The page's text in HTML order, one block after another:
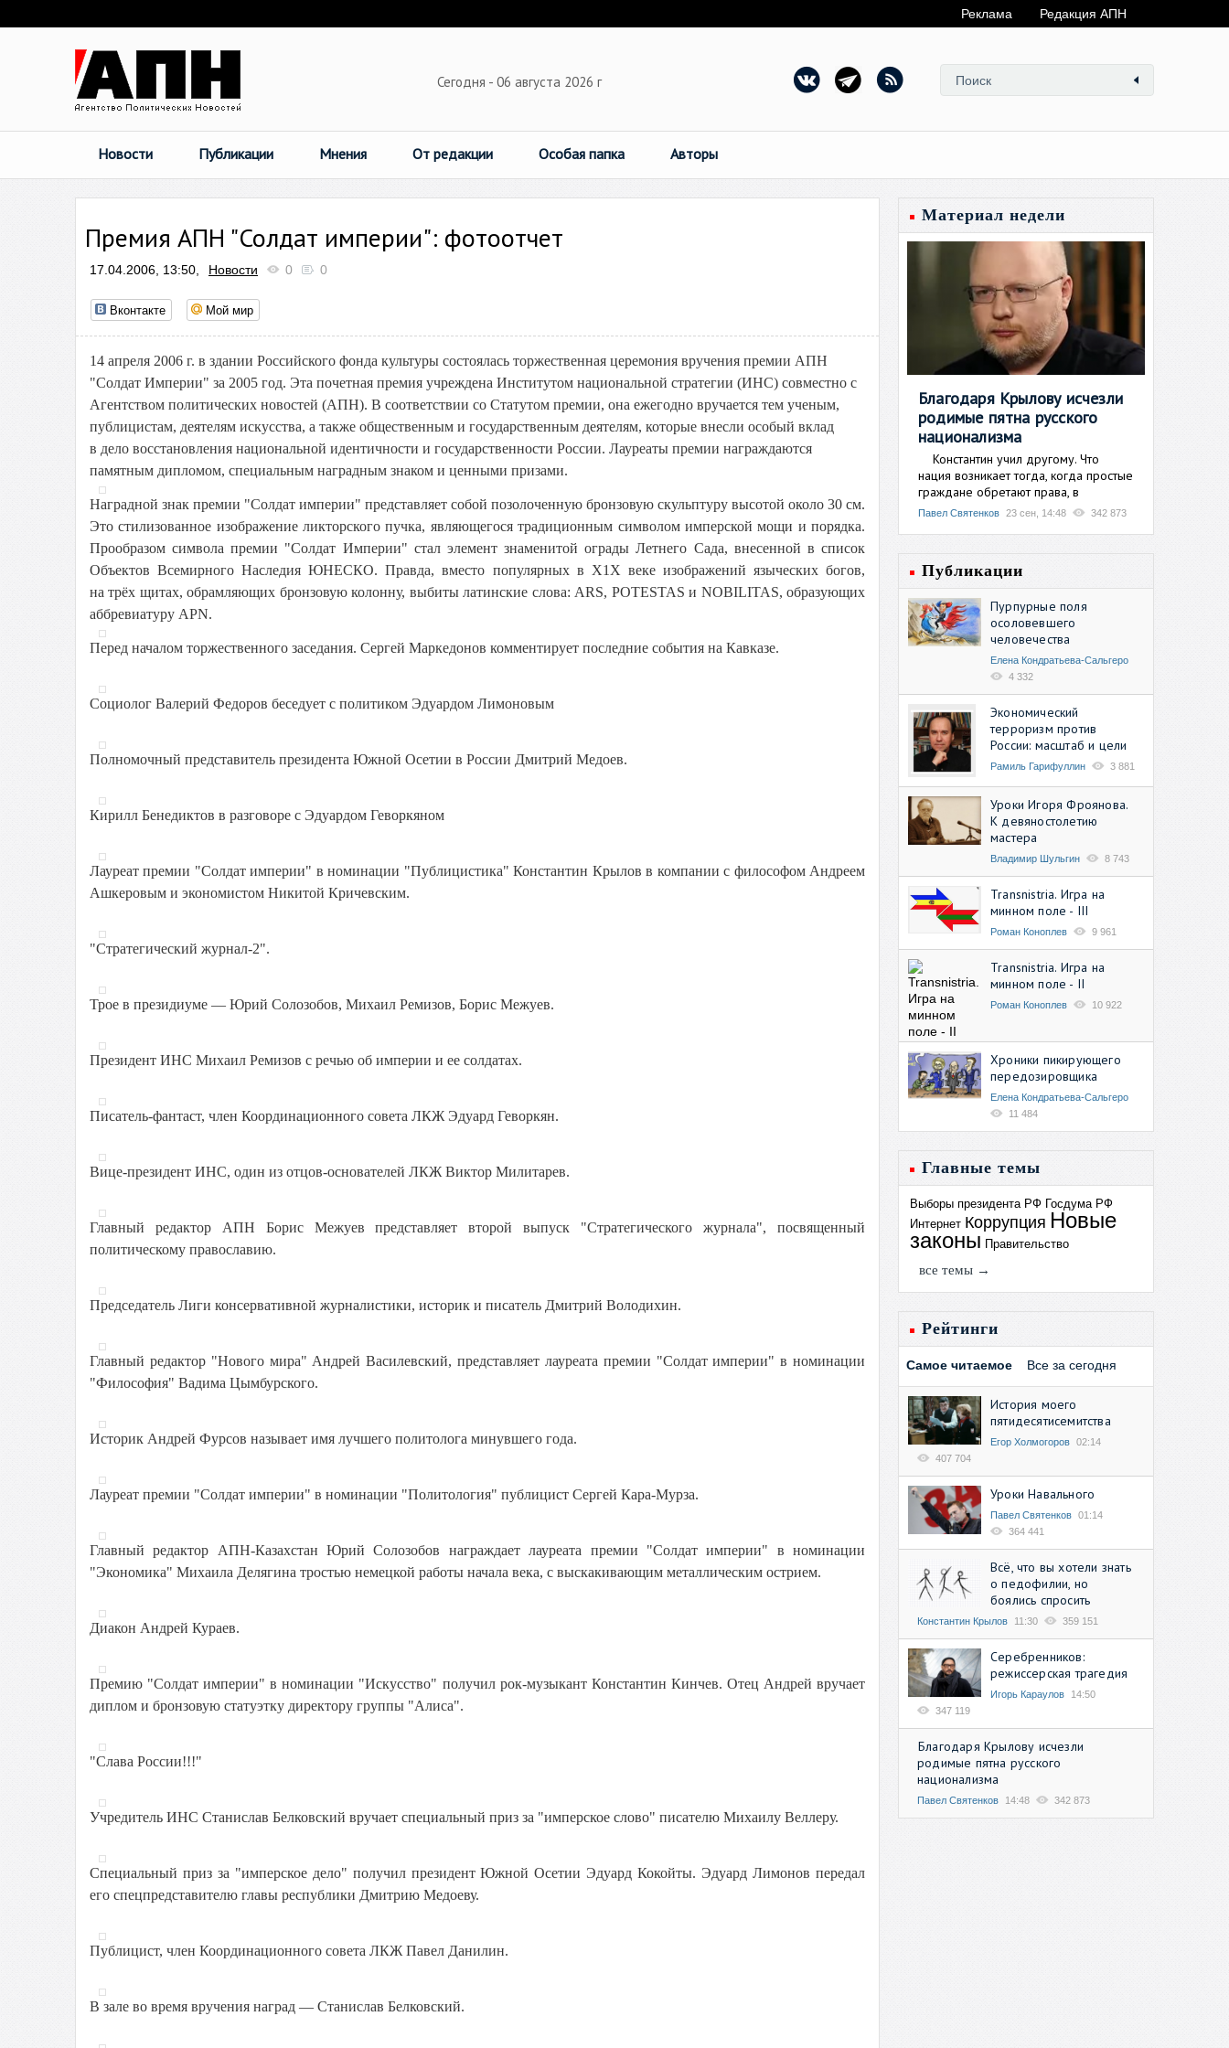
Реклама Редакция АПН
Сегодня - 06 августа 2026 г
Новости Публикации Мнения От редакции Особая папка Авторы
Премия АПН "Солдат империи": фотоотчет
17.04.2006, 13:50, Новости 0 0
Вконтакте Мой мир
14 апреля 2006 г. в здании Российского фонда культуры состоялась торжественная церемония вручения премии АПН
"Солдат Империи" за 2005 год. Эта почетная премия учреждена Институтом национальной стратегии (ИНС) совместно с
Агентством политических новостей (АПН). В соответствии со Статутом премии, она ежегодно вручается тем ученым,
публицистам, деятелям искусства, а также общественным и государственным деятелям, которые внесли особый вклад
в дело восстановления национальной идентичности и государственности России. Лауреаты премии награждаются
памятным дипломом, специальным наградным знаком и ценными призами.
Наградной знак премии "Солдат империи" представляет собой позолоченную бронзовую скульптуру высотой около 30 см.
Это стилизованное изображение ликторского пучка, являющегося традиционным символом имперской мощи и порядка.
Прообразом символа премии "Солдат Империи" стал элемент знаменитой ограды Летнего Сада, внесенной в список
Объектов Всемирного Наследия ЮНЕСКО. Правда, вместо популярных в Х1Х веке изображений языческих богов,
на трёх щитах, обрамляющих бронзовую колонну, выбиты латинские слова: ARS, POTESTAS и NOBILITAS, образующих
аббревиатуру APN.
Перед началом торжественного заседания. Сергей Маркедонов комментирует последние события на Кавказе.
Социолог Валерий Федоров беседует с политиком Эдуардом Лимоновым
Полномочный представитель президента Южной Осетии в России Дмитрий Медоев.
Кирилл Бенедиктов в разговоре с Эдуардом Геворкяном
Лауреат премии "Солдат империи" в номинации "Публицистика" Константин Крылов в компании с философом Андреем
Ашкеровым и экономистом Никитой Кричевским.
"Стратегический журнал-2".
Трое в президиуме — Юрий Солозобов, Михаил Ремизов, Борис Межуев.
Президент ИНС Михаил Ремизов с речью об империи и ее солдатах.
Писатель-фантаст, член Координационного совета ЛКЖ Эдуард Геворкян.
Вице-президент ИНС, один из отцов-основателей ЛКЖ Виктор Милитарев.
Главный редактор АПН Борис Межуев представляет второй выпуск "Стратегического журнала", посвященный
политическому православию.
Председатель Лиги консервативной журналистики, историк и писатель Дмитрий Володихин.
Главный редактор "Нового мира" Андрей Василевский, представляет лауреата премии "Солдат империи" в номинации
"Философия" Вадима Цымбурского.
Историк Андрей Фурсов называет имя лучшего политолога минувшего года.
Лауреат премии "Солдат империи" в номинации "Политология" публицист Сергей Кара-Мурза.
Главный редактор АПН-Казахстан Юрий Солозобов награждает лауреата премии "Солдат империи" в номинации
"Экономика" Михаила Делягина тростью немецкой работы начала века, с выскакивающим металлическим острием.
Диакон Андрей Кураев.
Премию "Солдат империи" в номинации "Искусство" получил рок-музыкант Константин Кинчев. Отец Андрей вручает
диплом и бронзовую статуэтку директору группы "Алиса".
"Слава России!!!"
Учредитель ИНС Станислав Белковский вручает специальный приз за "имперское слово" писателю Михаилу Веллеру.
Специальный приз за "имперское дело" получил президент Южной Осетии Эдуард Кокойты. Эдуард Лимонов передал
его спецпредставителю главы республики Дмитрию Медоеву.
Публицист, член Координационного совета ЛКЖ Павел Данилин.
В зале во время вручения наград — Станислав Белковский.
Материал недели
Благодаря Крылову исчезли
родимые пятна русского
национализма
Константин учил другому. Что
нация возникает тогда, когда простые
граждане обретают права, в
Павел Святенков 23 сен, 14:48 342 873
Публикации
Пурпурные поля
осоловевшего
человечества
Елена Кондратьева-Сальгеро
4 332
Экономический
терроризм против
России: масштаб и цели
Рамиль Гарифуллин 3 881
Уроки Игоря Фроянова.
К девяностолетию
мастера
Владимир Шульгин 8 743
Transnistria. Игра на
минном поле - III
Роман Коноплев 9 961
Transnistria. Игра на
минном поле - II
Роман Коноплев 10 922
Хроники пикирующего
передозировщика
Елена Кондратьева-Сальгеро
11 484
Главные темы
Выборы президента РФ Госдума РФ
Интернет Коррупция Новые
законы Правительство
все темы →
Рейтинги
Самое читаемое Все за сегодня
История моего
пятидесятисемитства
Егор Холмогоров 02:14
407 704
Уроки Навального
Павел Святенков 01:14
364 441
Всё, что вы хотели знать
о педофилии, но
боялись спросить
Константин Крылов 11:30 359 151
Серебренников:
режиссерская трагедия
Игорь Караулов
14:50
347 119
Благодаря Крылову исчезли
родимые пятна русского
национализма
Павел Святенков 14:48 342 873